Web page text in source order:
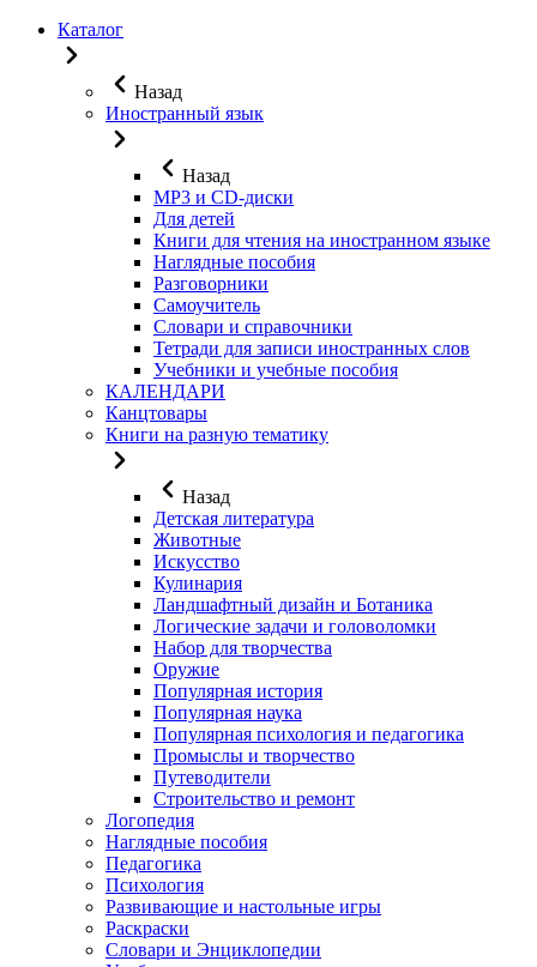
Каталог
Назад
Иностранный язык
Назад
MP3 и CD-диски
Для детей
Книги для чтения на иностранном языке
Наглядные пособия
Разговорники
Самоучитель
Словари и справочники
Тетради для записи иностранных слов
Учебники и учебные пособия
КАЛЕНДАРИ
Канцтовары
Книги на разную тематику
Назад
Детская литература
Животные
Искусство
Кулинария
Ландшафтный дизайн и Ботаника
Логические задачи и головоломки
Набор для творчества
Оружие
Популярная история
Популярная наука
Популярная психология и педагогика
Промыслы и творчество
Путеводители
Строительство и ремонт
Логопедия
Наглядные пособия
Педагогика
Психология
Развивающие и настольные игры
Раскраски
Словари и Энциклопедии